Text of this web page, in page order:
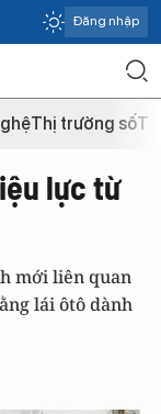
Đăng nhập
Thị trường số
lực từ
mới liên quan
lái ôtô dành